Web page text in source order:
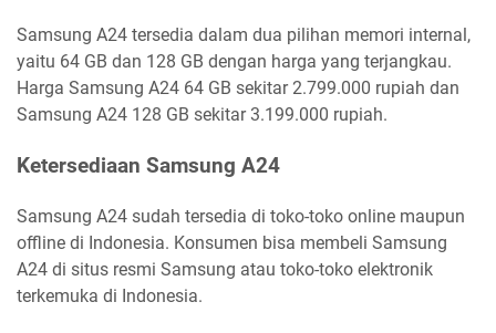
Samsung A24 tersedia dalam dua pilihan memori internal,
yaitu 64 GB dan 128 GB dengan harga yang terjangkau.
Harga Samsung A24 64 GB sekitar 2.799.000 rupiah dan
Samsung A24 128 GB sekitar 3.199.000 rupiah.
Ketersediaan Samsung A24
Samsung A24 sudah tersedia di toko-toko online maupun
offline di Indonesia. Konsumen bisa membeli Samsung
A24 di situs resmi Samsung atau toko-toko elektronik
terkemuka di Indonesia.